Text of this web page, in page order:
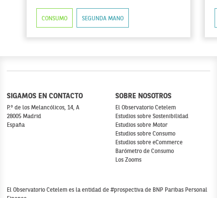
CONSUMO SEGUNDA MANO
SIGAMOS EN CONTACTO
P.º de los Melancólicos, 14, A
28005 Madrid
España
SOBRE NOSOTROS
El Observatorio Cetelem
Estudios sobre Sostenibilidad
Estudios sobre Motor
Estudios sobre Consumo
Estudios sobre eCommerce
Barómetro de Consumo
Los Zooms
El Observatorio Cetelem es la entidad de #prospectiva de BNP Paribas Personal